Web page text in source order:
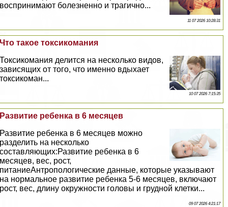
воспринимают болезненно и трагично...
11 07 2026 10:28:31
Что такое токсикомания
Токсикомания делится на несколько видов,
зависящих от того, что именно вдыхает
токсикоман...
10 07 2026 7:15:35
Развитие ребенка в 6 месяцев
Развитие ребенка в 6 месяцев можно
разделить на несколько
составляющих:Развитие ребенка в 6
месяцев, вес, рост,
питаниеАнтропологические данные, которые указывают
на нормальное развитие ребенка 5-6 месяцев, включают
рост, вес, длину окружности головы и грудной клетки...
09 07 2026 4:21:17